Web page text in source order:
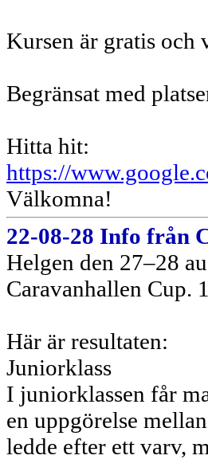
Kursen är gratis
Begränsat med
Hitta hit:
https://
Välkomna!
22-08-28 Info från
Helgen den 27–28
Caravanhallen Cup.
Här är resultaten:
Juniorklass
I juniorklassen får
en uppgörelse
ledde efter ett varv,